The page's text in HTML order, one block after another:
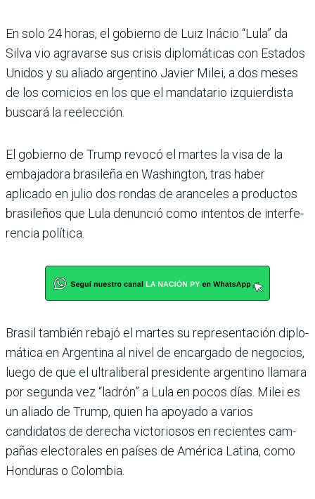
En solo 24 horas, el gobierno de Luiz Iná­cio “Lula” da
Silva vio agravarse sus crisis diplomá­ticas con Estados
Unidos y su aliado argentino Javier Milei, a dos meses
de los comicios en los que el mandatario izquier­dista
buscará la reelección.
El gobierno de Trump revocó el martes la visa de la
embaja­dora brasileña en Washington, tras haber
aplicado en julio dos rondas de aranceles a produc­tos
brasileños que Lula denun­ció como intentos de interfe­
rencia política.
Brasil también rebajó el mar­tes su representación diplo­
mática en Argentina al nivel de encargado de negocios,
luego de que el ultraliberal presi­dente argentino llamara
por segunda vez “ladrón” a Lula en pocos días. Milei es
un aliado de Trump, quien ha apoyado a varios
candidatos de derecha victoriosos en recientes cam­
pañas electorales en países de América Latina, como
Hondu­ras o Colombia.